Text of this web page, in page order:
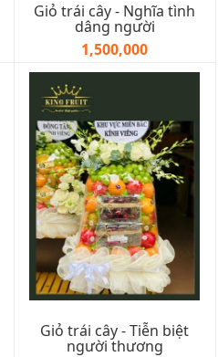
Giỏ trái cây - Nghĩa tình
dâng người
1,500,000
Giỏ trái cây - Tiễn biệt
người thương